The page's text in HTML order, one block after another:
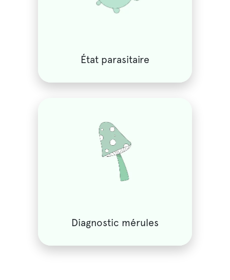
État parasitaire
Diagnostic mérules